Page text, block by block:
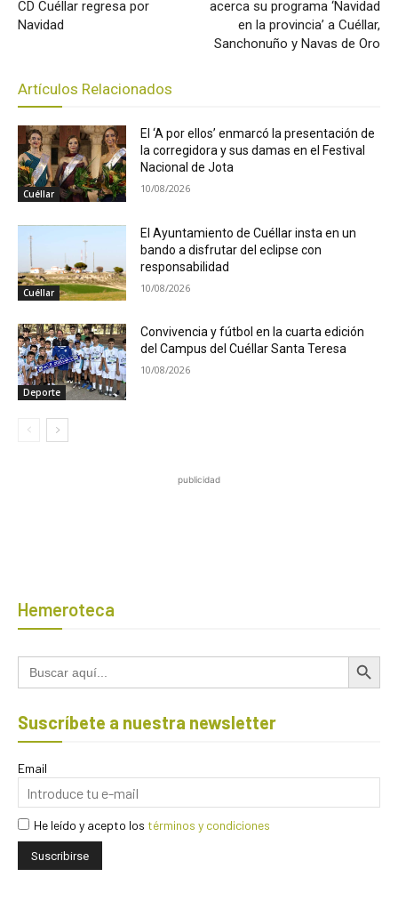
CD Cuéllar regresa por
Navidad
acerca su programa ‘Navidad
en la provincia’ a Cuéllar,
Sanchonuño y Navas de Oro
Artículos Relacionados
Cuéllar
El ‘A por ellos’ enmarcó la presentación de
la corregidora y sus damas en el Festival
Nacional de Jota
10/08/2026
Cuéllar
El Ayuntamiento de Cuéllar insta en un
bando a disfrutar del eclipse con
responsabilidad
10/08/2026
Deporte
Convivencia y fútbol en la cuarta edición
del Campus del Cuéllar Santa Teresa
10/08/2026
publicidad
Hemeroteca
Buscar: Botón de
Suscríbete a nuestra newsletter
Email
He leído y acepto los términos y condiciones